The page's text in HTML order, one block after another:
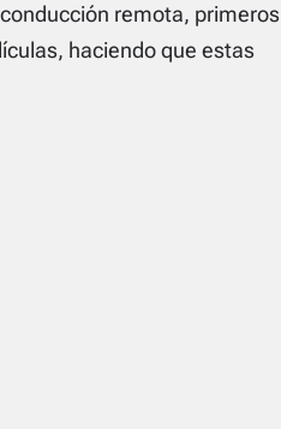
remota, primeros
haciendo que estas